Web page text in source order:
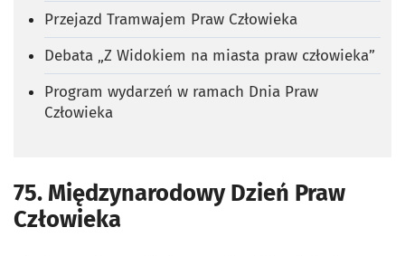
Przejazd Tramwajem Praw Człowieka
Debata „Z Widokiem na miasta praw człowieka”
Program wydarzeń w ramach Dnia Praw
Człowieka
75. Międzynarodowy Dzień Praw
Człowieka